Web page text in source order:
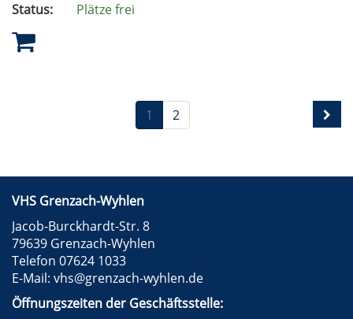
Status:
Plätze frei
1 2
VHS Grenzach-Wyhlen
Jacob-Burckhardt-Str. 8
79639 Grenzach-Wyhlen
Telefon 07624 1033
E-Mail: vhs@grenzach-wyhlen.de
Öffnungszeiten der Geschäftsstelle: